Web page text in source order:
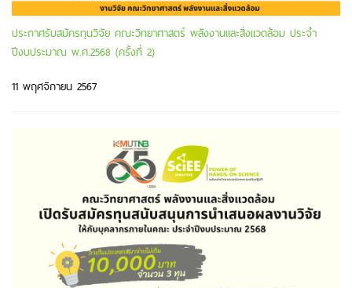
ประกาศรับสมัครทุนวิจัย คณะวิทยาศาสตร์ พลังงานและสิ่งแวดล้อม ประจำ
ปีงบประมาณ พ.ศ.2568 (ครั้งที่ 2)
11 พฤศจิกายน 2567